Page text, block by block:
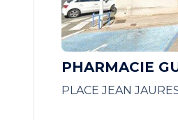
PHARMACIE
PLACE JEAN